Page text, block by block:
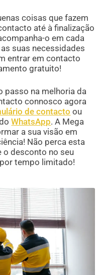
coisas que fazem
até à finalização
o em cada
suas necessidades
entrar em contacto
gratuito!
passo na melhoria da
connosco agora
de contacto ou
WhatsApp. A Mega
a sua visão em
Não perca esta
o desconto no seu
tempo limitado!